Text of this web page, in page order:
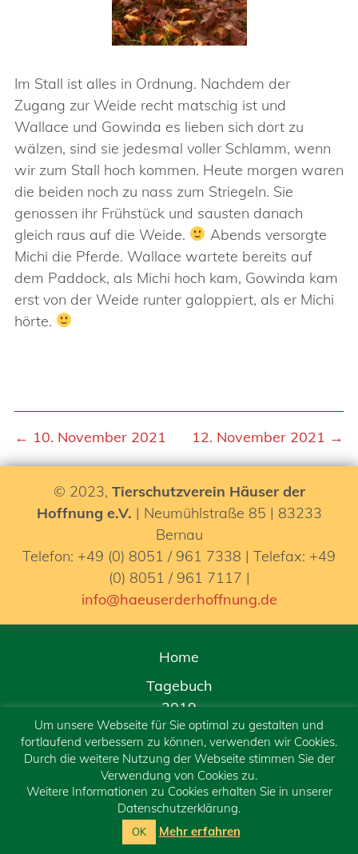
Im Stall ist alles in Ordnung. Nachdem der
Zugang zur Weide recht matschig ist und
Wallace und Gowinda es lieben sich dort zu
wälzen, sind sie jedesmal voller Schlamm, wenn
wir zum Stall hoch kommen. Heute morgen waren
die beiden noch zu nass zum Striegeln. Sie
genossen ihr Frühstück und sausten danach
gleich raus auf die Weide.
Abends versorgte
Michi die Pferde. Wallace wartete bereits auf
dem Paddock, als Michi hoch kam, Gowinda kam
erst von der Weide runter galoppiert, als er Michi
hörte.
← 10. November 2021 12. November 2021 →
© 2023, Tierschutzverein Häuser der
Hoffnung e.V. | Neumühlstraße 85 | 83233
Bernau
Telefon: +49 (0) 8051 / 961 7338 | Telefax: +49
(0) 8051 / 961 7117 |
info@haeuserderhoffnung.de
Home
Tagebuch
2019
2020
2021
2026
2022
Um unsere Webseite für Sie optimal zu gestalten und
fortlaufend verbessern zu können, verwenden wir Cookies.
Durch die weitere Nutzung der Webseite stimmen Sie der
Verwendung von Cookies zu.
Weitere Informationen zu Cookies erhalten Sie in unserer
Datenschutzerklärung.
OK Mehr erfahren